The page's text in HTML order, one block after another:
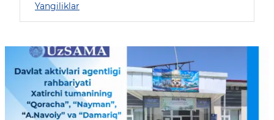
Yangiliklar